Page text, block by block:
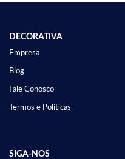
DECORATIVA
Empresa
Blog
Fale Conosco
Termos e Políticas
SIGA-NOS